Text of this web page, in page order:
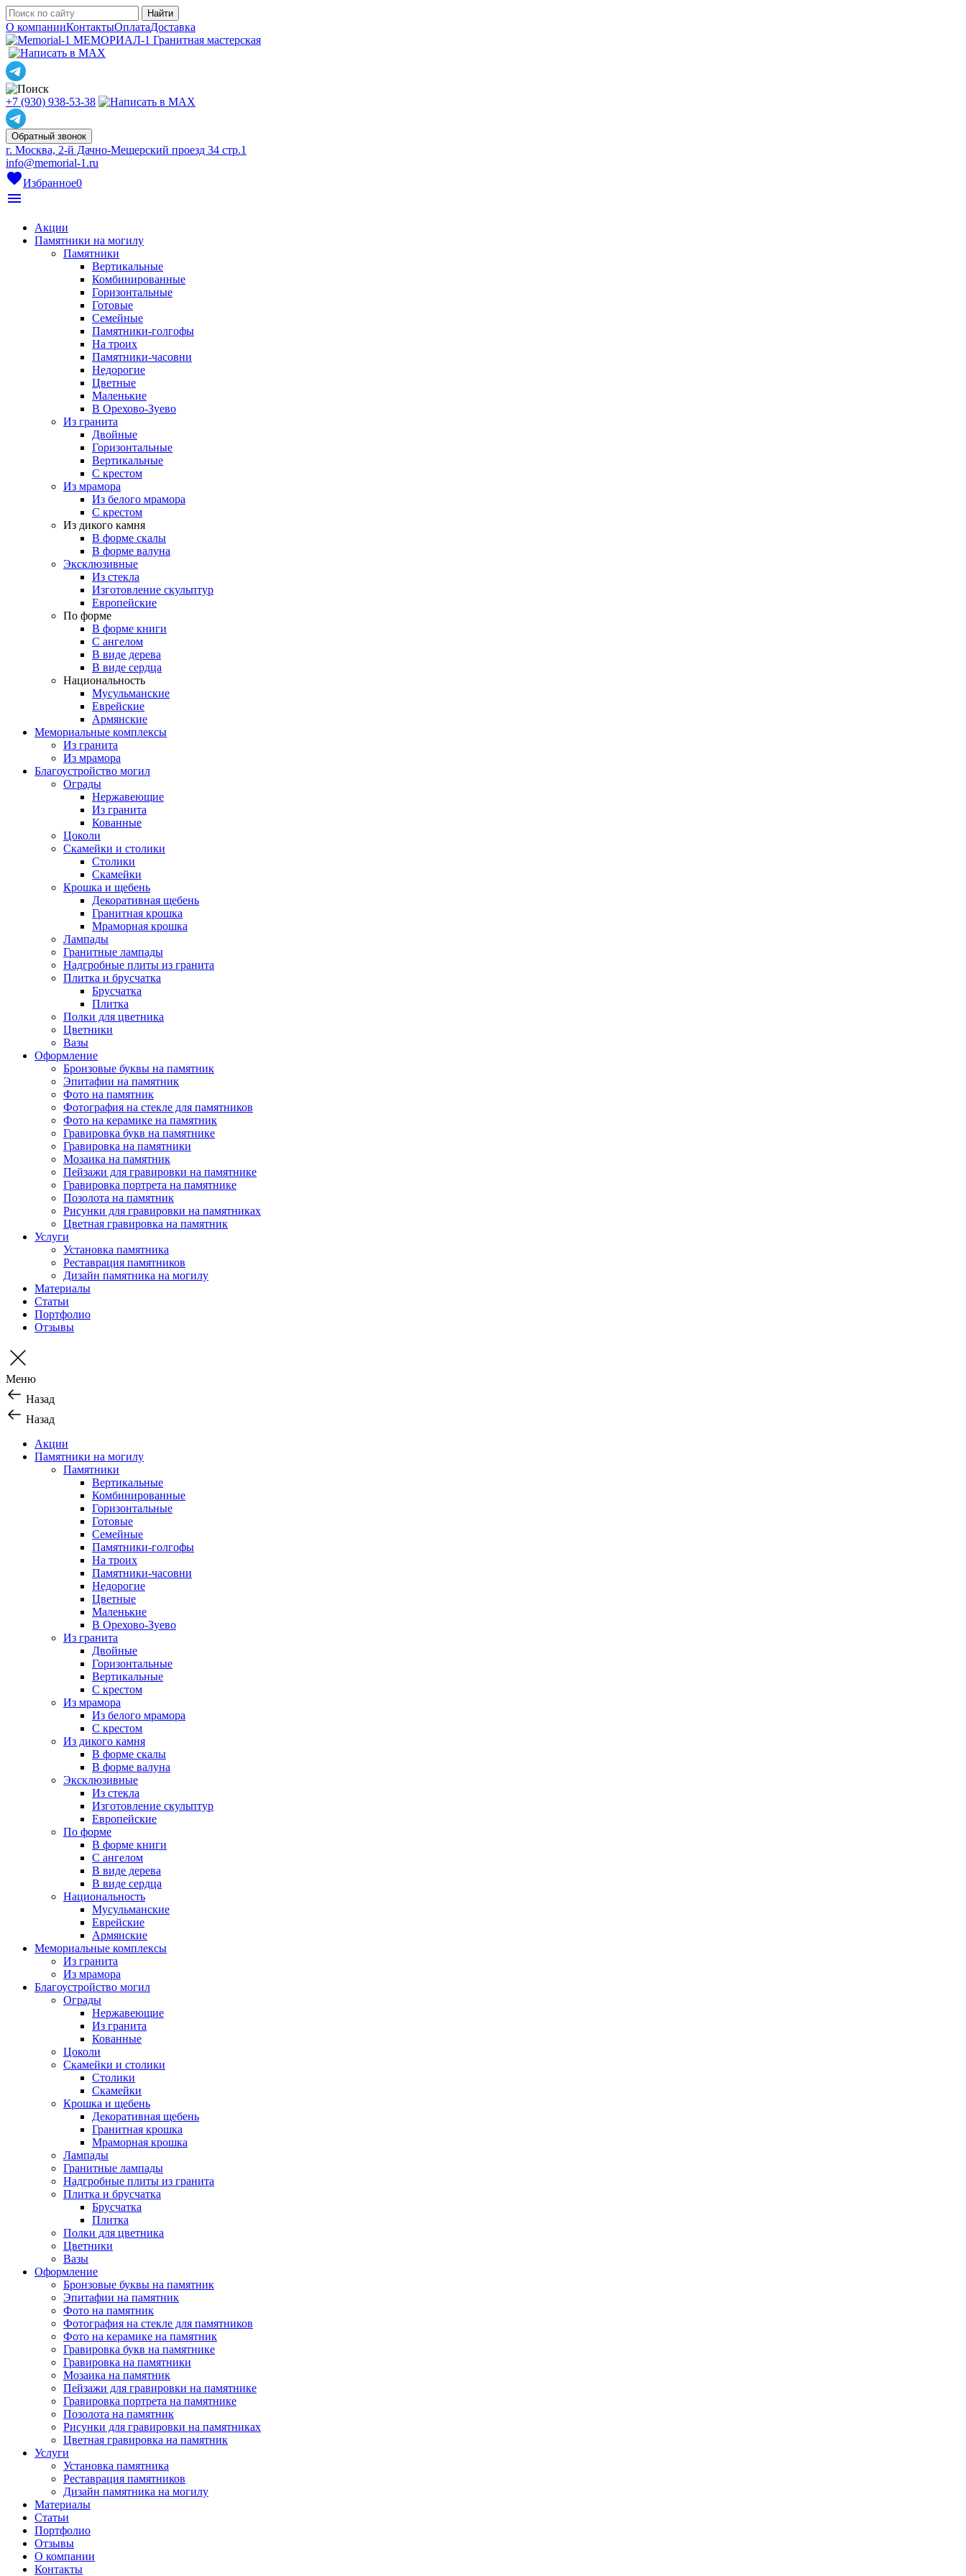
О компанииКонтактыОплатаДоставка
МЕМОРИАЛ-1 Гранитная мастерская
+7 (930) 938-53-38
Обратный звонок
г. Москва, 2-й Дачно-Мещерский проезд 34 стр.1
info@memorial-1.ru
favoriteИзбранное0
menu
Акции
Памятники на могилу
Памятники
Вертикальные
Комбинированные
Горизонтальные
Готовые
Семейные
Памятники-голгофы
На троих
Памятники-часовни
Недорогие
Цветные
Маленькие
В Орехово-Зуево
Из гранита
Двойные
Горизонтальные
Вертикальные
С крестом
Из мрамора
Из белого мрамора
С крестом
Из дикого камня
В форме скалы
В форме валуна
Эксклюзивные
Из стекла
Изготовление скульптур
Европейские
По форме
В форме книги
С ангелом
В виде дерева
В виде сердца
Национальность
Мусульманские
Еврейские
Армянские
Мемориальные комплексы
Из гранита
Из мрамора
Благоустройство могил
Ограды
Нержавеющие
Из гранита
Кованные
Цоколи
Скамейки и столики
Столики
Скамейки
Крошка и щебень
Декоративная щебень
Гранитная крошка
Мраморная крошка
Лампады
Гранитные лампады
Надгробные плиты из гранита
Плитка и брусчатка
Брусчатка
Плитка
Полки для цветника
Цветники
Вазы
Оформление
Бронзовые буквы на памятник
Эпитафии на памятник
Фото на памятник
Фотография на стекле для памятников
Фото на керамике на памятник
Гравировка букв на памятнике
Гравировка на памятники
Мозаика на памятник
Пейзажи для гравировки на памятнике
Гравировка портрета на памятнике
Позолота на памятник
Рисунки для гравировки на памятниках
Цветная гравировка на памятник
Услуги
Установка памятника
Реставрация памятников
Дизайн памятника на могилу
Материалы
Статьи
Портфолио
Отзывы
Меню
Назад
Назад
Акции
Памятники на могилу
Памятники
Вертикальные
Комбинированные
Горизонтальные
Готовые
Семейные
Памятники-голгофы
На троих
Памятники-часовни
Недорогие
Цветные
Маленькие
В Орехово-Зуево
Из гранита
Двойные
Горизонтальные
Вертикальные
С крестом
Из мрамора
Из белого мрамора
С крестом
Из дикого камня
В форме скалы
В форме валуна
Эксклюзивные
Из стекла
Изготовление скульптур
Европейские
По форме
В форме книги
С ангелом
В виде дерева
В виде сердца
Национальность
Мусульманские
Еврейские
Армянские
Мемориальные комплексы
Из гранита
Из мрамора
Благоустройство могил
Ограды
Нержавеющие
Из гранита
Кованные
Цоколи
Скамейки и столики
Столики
Скамейки
Крошка и щебень
Декоративная щебень
Гранитная крошка
Мраморная крошка
Лампады
Гранитные лампады
Надгробные плиты из гранита
Плитка и брусчатка
Брусчатка
Плитка
Полки для цветника
Цветники
Вазы
Оформление
Бронзовые буквы на памятник
Эпитафии на памятник
Фото на памятник
Фотография на стекле для памятников
Фото на керамике на памятник
Гравировка букв на памятнике
Гравировка на памятники
Мозаика на памятник
Пейзажи для гравировки на памятнике
Гравировка портрета на памятнике
Позолота на памятник
Рисунки для гравировки на памятниках
Цветная гравировка на памятник
Услуги
Установка памятника
Реставрация памятников
Дизайн памятника на могилу
Материалы
Статьи
Портфолио
Отзывы
О компании
Контакты